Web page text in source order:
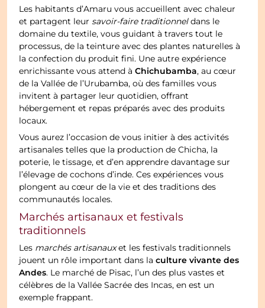
Les habitants d’Amaru vous accueillent avec chaleur
et partagent leursavoir-faire traditionneldans le
domaine du textile, vous guidant à travers tout le
processus, de la teinture avec des plantes naturelles à
la confection du produit fini. Une autre expérience
enrichissante vous attend àChichubamba, au cœur
de la Vallée de l’Urubamba, où des familles vous
invitent à partager leur quotidien, offrant
hébergement et repas préparés avec des produits
locaux.
Vous aurez l’occasion de vous initier à des activités
artisanales telles que la production de Chicha, la
poterie, le tissage, et d’en apprendre davantage sur
l’élevage de cochons d’inde. Ces expériences vous
plongent au cœur de la vie et des traditions des
communautés locales.
Marchés artisanaux et festivals
traditionnels
Les marchés artisanauxet les festivals traditionnels
jouent un rôle important dans laculture vivante des
Andes. Le marché de Pisac, l’un des plus vastes et
célèbres de la Vallée Sacrée des Incas, en est un
exemple frappant.